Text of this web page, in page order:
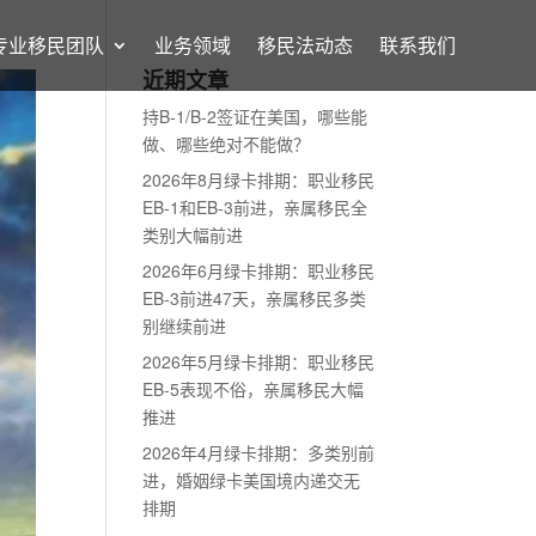
业移民团队 业务领域 移民法动态 联系我们
近期文章
持B-1/B-2签证在美国，哪些能
做、哪些绝对不能做？
2026年8月绿卡排期：职业移民
EB-1和EB-3前进，亲属移民全
类别大幅前进
2026年6月绿卡排期：职业移民
EB-3前进47天，亲属移民多类
别继续前进
2026年5月绿卡排期：职业移民
EB-5表现不俗，亲属移民大幅
推进
2026年4月绿卡排期：多类别前
进，婚姻绿卡美国境内递交无
排期